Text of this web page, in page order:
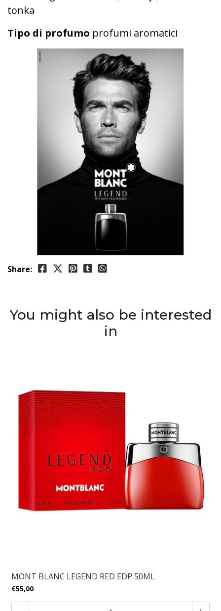
tonka
Tipo di profumo profumi aromatici
Share:
You might also be interested
in
MONT BLANC LEGEND RED EDP 50ML
€55,00